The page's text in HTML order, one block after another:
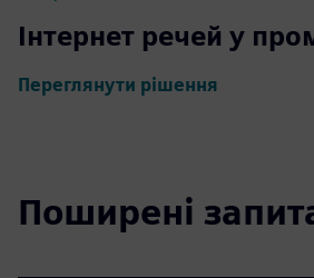
Інтернет речей у
Переглянути рішення
Поширені